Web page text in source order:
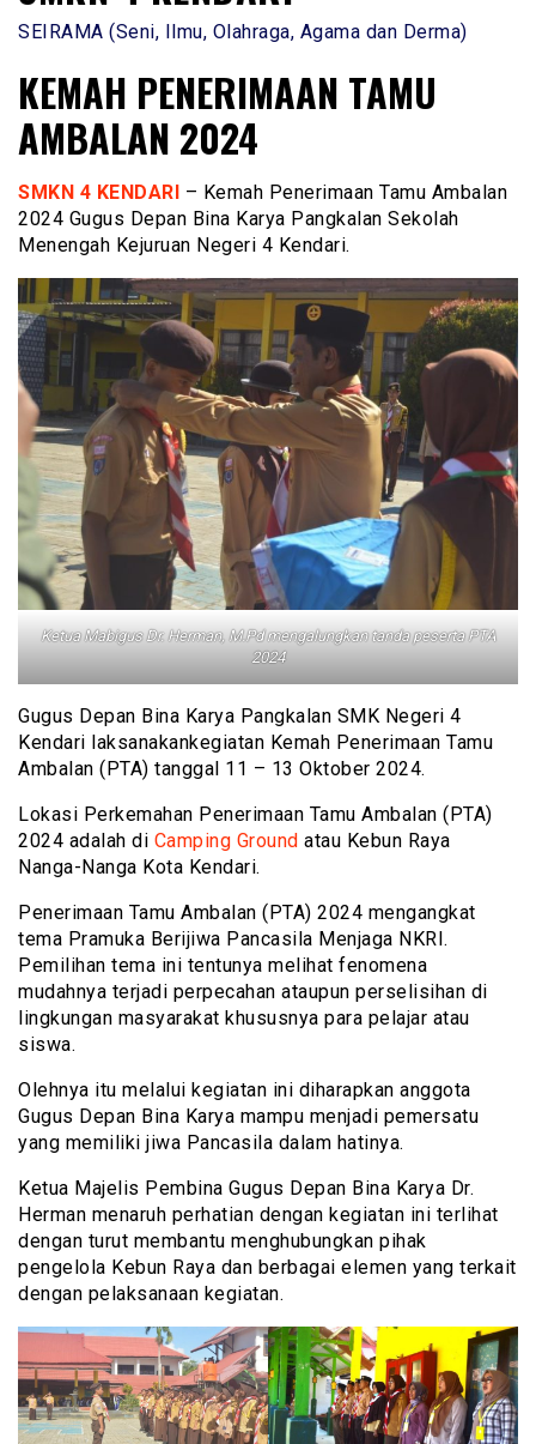
SEIRAMA (Seni, Ilmu, Olahraga, Agama dan Derma)
KEMAH PENERIMAAN TAMU
AMBALAN 2024
SMKN 4 KENDARI – Kemah Penerimaan Tamu Ambalan
2024 Gugus Depan Bina Karya Pangkalan Sekolah
Menengah Kejuruan Negeri 4 Kendari.
Ketua Mabigus Dr. Herman, M.Pd mengalungkan tanda peserta PTA
2024
Gugus Depan Bina Karya Pangkalan SMK Negeri 4
Kendari laksanakankegiatan Kemah Penerimaan Tamu
Ambalan (PTA) tanggal 11 – 13 Oktober 2024.
Lokasi Perkemahan Penerimaan Tamu Ambalan (PTA)
2024 adalah di Camping Ground atau Kebun Raya
Nanga-Nanga Kota Kendari.
Penerimaan Tamu Ambalan (PTA) 2024 mengangkat
tema Pramuka Berijiwa Pancasila Menjaga NKRI.
Pemilihan tema ini tentunya melihat fenomena
mudahnya terjadi perpecahan ataupun perselisihan di
lingkungan masyarakat khususnya para pelajar atau
siswa.
Olehnya itu melalui kegiatan ini diharapkan anggota
Gugus Depan Bina Karya mampu menjadi pemersatu
yang memiliki jiwa Pancasila dalam hatinya.
Ketua Majelis Pembina Gugus Depan Bina Karya Dr.
Herman menaruh perhatian dengan kegiatan ini terlihat
dengan turut membantu menghubungkan pihak
pengelola Kebun Raya dan berbagai elemen yang terkait
dengan pelaksanaan kegiatan.